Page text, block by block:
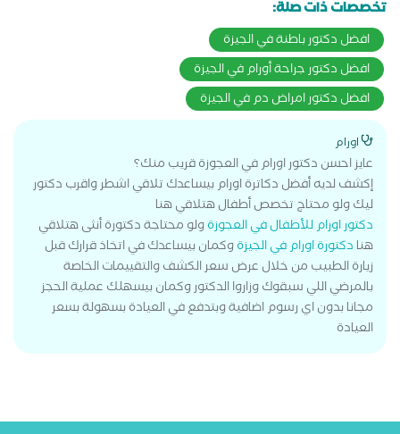
تخصصات ذات صلة:
افضل دكتور باطنة في الجيزة
افضل دكتور جراحة أورام في الجيزة
افضل دكتور امراض دم في الجيزة
اورام
عايز احسن دكتور اورام في العجوزة قريب منك؟
إكشف لديه أفضل دكاترة اورام بيساعدك تلاقي اشطر واقرب دكتور
ليك ولو محتاج تخصص أطفال هتلاقي هنا
دكتور اورام للأطفال في العجوزةولو محتاجة دكتورة أنثى هتلاقي
هنا دكتورة اورام في الجيزةوكمان بيساعدك في اتخاذ قرارك قبل
زيارة الطبيب من خلال عرض سعر الكشف والتقييمات الخاصة
بالمرضي اللي سبقوك وزاروا الدكتور وكمان بيسهلك عملية الحجز
مجانا بدون اي رسوم اضافية وبتدفع في العيادة بسهولة بسعر
العيادة